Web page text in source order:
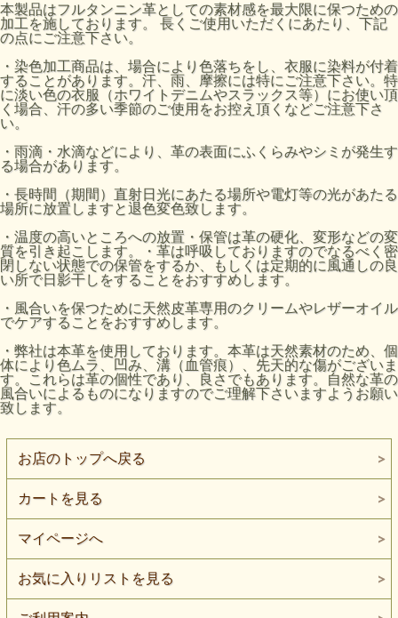
本製品はフルタンニン革としての素材感を最大限に保つための
加工を施しております。 長くご使用いただくにあたり、下記
の点にご注意下さい。
・染色加工商品は、場合により色落ちをし、衣服に染料が付着
することがあります。汗、雨、摩擦には特にご注意下さい。特
に淡い色の衣服（ホワイトデニムやスラックス等）にお使い頂
く場合、汗の多い季節のご使用をお控え頂くなどご注意下さ
い。
・雨滴・水滴などにより、革の表面にふくらみやシミが発生す
る場合があります。
・長時間（期間）直射日光にあたる場所や電灯等の光があたる
場所に放置しますと退色変色致します。
・温度の高いところへの放置・保管は革の硬化、変形などの変
質を引き起こします。・革は呼吸しておりますのでなるべく密
閉しない状態での保管をするか、もしくは定期的に風通しの良
い所で日影干しをすることをおすすめします。
・風合いを保つために天然皮革専用のクリームやレザーオイル
でケアすることをおすすめします。
・弊社は本革を使用しております。本革は天然素材のため、個
体により色ムラ、凹み、溝（血管痕）、先天的な傷がございま
す。これらは革の個性であり、良さでもあります。自然な革の
風合いによるものになりますのでご理解下さいますようお願い
致します。
お店のトップへ戻る
カートを見る
マイページへ
お気に入りリストを見る